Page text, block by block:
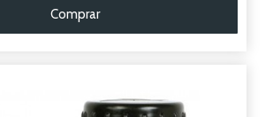
Comprar